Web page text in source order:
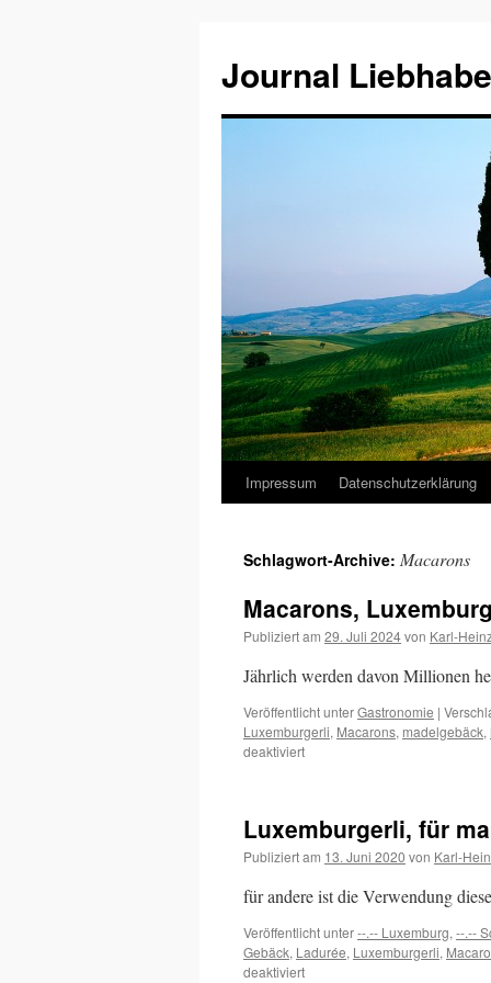
Journal
Zum
springen
Impressum Datenschutzerklärung
Schlagwort-Archive: Macarons
Macarons,
Publiziert am 29. Juli 2024von Karl-
Jährlich werden davon Millionen
Veröffentlicht unterGastronomie |
Luxemburgerli, Macarons, madelgebäck,
deaktiviertfür
Médaillons
Luxemburgerli, für
Publiziert am 13. Juni 2020 von Karl-
für andere ist die Verwendung
Veröffentlicht unter--.-- Luxemburg, --.--
Gebäck, Ladurée, Luxemburgerli,
deaktiviertfür